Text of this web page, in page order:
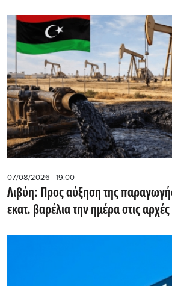
07/08/2026 - 19:00
Λιβύη: Προς αύξηση της
εκατ. βαρέλια την ημέρα στις